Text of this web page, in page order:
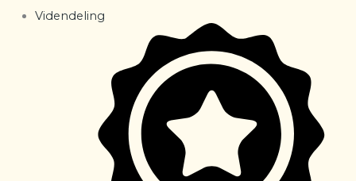
Videndeling